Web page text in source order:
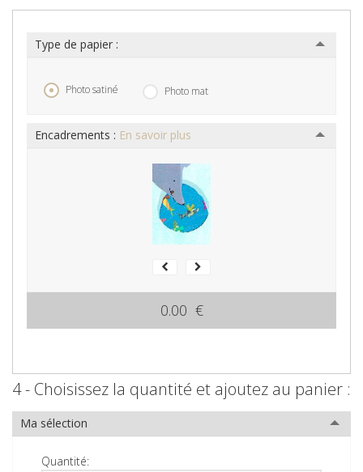
Type de papier :
Photo satiné Photo mat
Encadrements : En savoir plus
0.00 €
4 - Choisissez la quantité et ajoutez au panier :
Ma sélection
Quantité: